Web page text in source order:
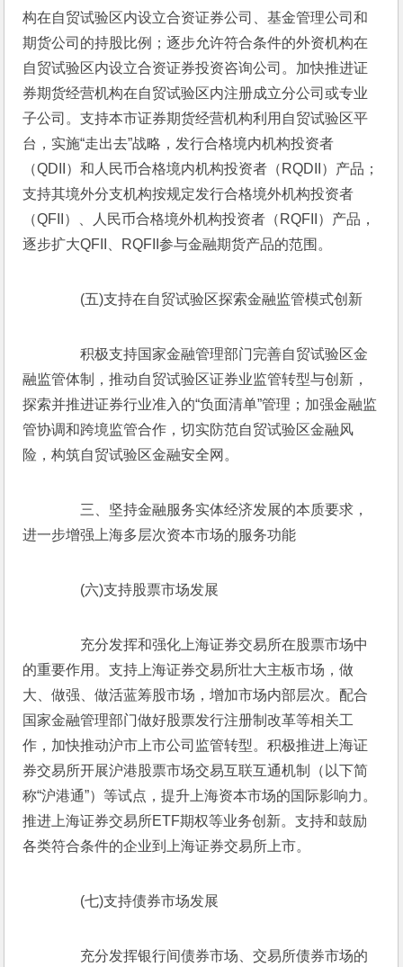
构在自贸试验区内设立合资证券公司、基金管理公司和
期货公司的持股比例；逐步允许符合条件的外资机构在
自贸试验区内设立合资证券投资咨询公司。加快推进证
券期货经营机构在自贸试验区内注册成立分公司或专业
子公司。支持本市证券期货经营机构利用自贸试验区平
台，实施“走出去”战略，发行合格境内机构投资者
（QDII）和人民币合格境内机构投资者（RQDII）产品；
支持其境外分支机构按规定发行合格境外机构投资者
（QFII）、人民币合格境外机构投资者（RQFII）产品，
逐步扩大QFII、RQFII参与金融期货产品的范围。
(五)支持在自贸试验区探索金融监管模式创新
积极支持国家金融管理部门完善自贸试验区金
融监管体制，推动自贸试验区证券业监管转型与创新，
探索并推进证券行业准入的“负面清单”管理；加强金融监
管协调和跨境监管合作，切实防范自贸试验区金融风
险，构筑自贸试验区金融安全网。
三、坚持金融服务实体经济发展的本质要求，
进一步增强上海多层次资本市场的服务功能
(六)支持股票市场发展
充分发挥和强化上海证券交易所在股票市场中
的重要作用。支持上海证券交易所壮大主板市场，做
大、做强、做活蓝筹股市场，增加市场内部层次。配合
国家金融管理部门做好股票发行注册制改革等相关工
作，加快推动沪市上市公司监管转型。积极推进上海证
券交易所开展沪港股票市场交易互联互通机制（以下简
称“沪港通”）等试点，提升上海资本市场的国际影响力。
推进上海证券交易所ETF期权等业务创新。支持和鼓励
各类符合条件的企业到上海证券交易所上市。
(七)支持债券市场发展
充分发挥银行间债券市场、交易所债券市场的